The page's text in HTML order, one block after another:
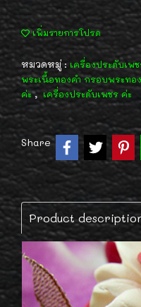
เพิ่มรายการโปรด
หมวดหมู่ : เครื่องประดับเพ
พระเนื้อทองคำ กรอบพระทอ
ค่ะ, เครื่องประดับเพชร ค่ะ
Share
Product